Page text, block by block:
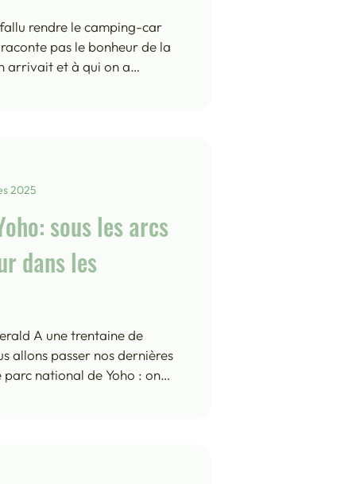
Martinique 2019
rendre le camping-car
pas le bonheur de la
arrivait et à qui on a
tôt pour Montreal, réveil
est tou
sous les arcs
dans les
A une trentaine de
allons passer nos dernières
national de Yoho : on
la pelouse verte, des petits
2025